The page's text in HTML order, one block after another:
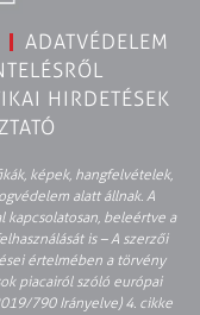
ADATVÉDELEM
HIRDETÉSEK
képek, hangfelvételek,
alatt állnak. A
kapcsolatosan, beleértve a
is – A szerzői
értelmében a törvény
piacairól szóló európai
790 Irányelve) 4. cikke